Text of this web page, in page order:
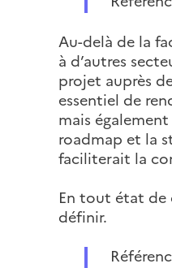
Au-delà de la
à d’autres
projet auprès
essentiel de
mais
roadmap et la
faciliterait la
En tout état de
définir.